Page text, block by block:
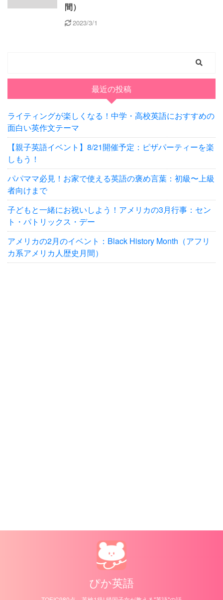
間）
2023/3/1
最近の投稿
ライティングが楽しくなる！中学・高校英語におすすめの
面白い英作文テーマ
【親子英語イベント】8/21開催予定：ピザパーティーを楽
しもう！
パパママ必見！お家で使える英語の褒め言葉：初級〜上級
者向けまで
子どもと一緒にお祝いしよう！アメリカの3月行事：セン
ト・パトリックス・デー
アメリカの2月のイベント：Black History Month（アフリ
カ系アメリカ人歴史月間）
ぴか英語